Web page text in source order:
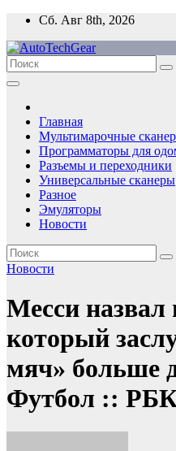
Перейти
содержимому
Сб. Авг 8th, 2026
Главная
Мультимарочные
Программаторы для
Разъемы и переходники
Универсальные сканеры
Разное
Эмуляторы
Новости
Новости
Месси назвал
который
мяч» больше
Футбол ::